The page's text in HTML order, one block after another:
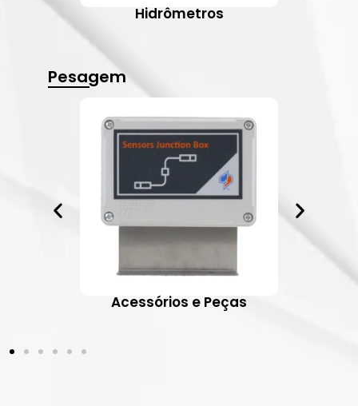
Hidrômetros
Pesagem
Acessórios e Peças